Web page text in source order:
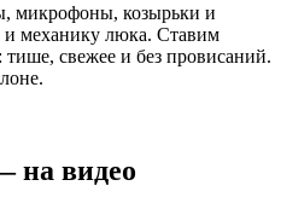
микрофоны, козырьки и
и механику люка. Ставим
тише, свежее и без провисаний.
на видео